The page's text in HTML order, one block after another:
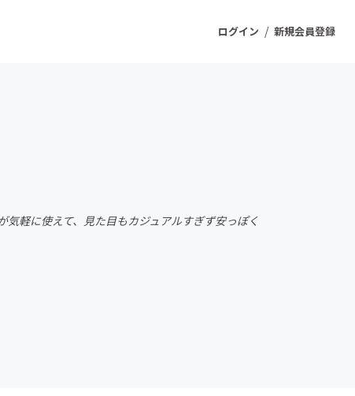
ログイン / 新規会員登録
クト
ファッション
気軽に使えて、見た目もカジュアルすぎず安っぽく